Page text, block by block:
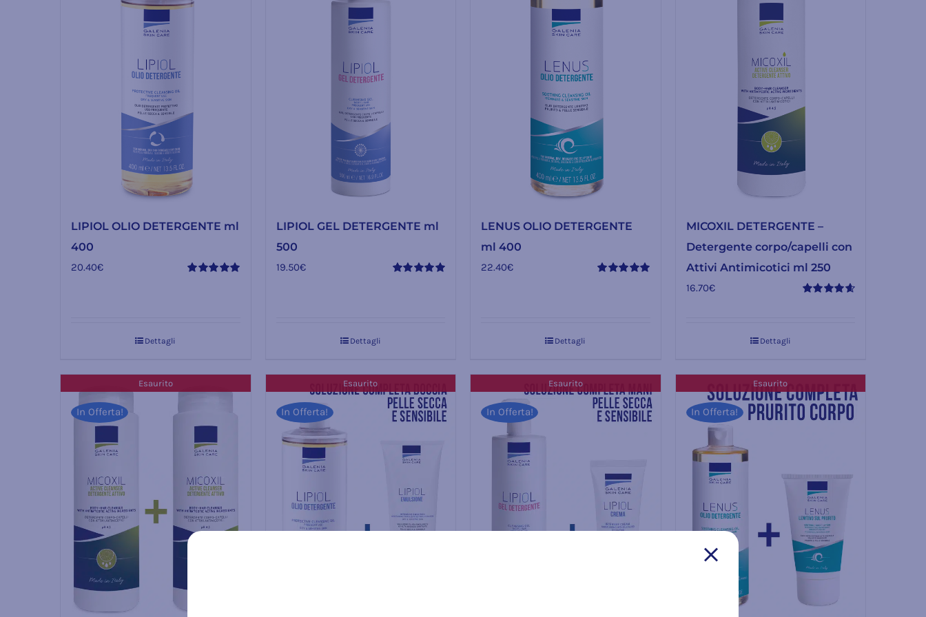
LIPIOL OLIO DETERGENTE ml
400
20.40€
Dettagli
LIPIOL GEL DETERGENTE ml
500
19.50€
Dettagli
LENUS OLIO DETERGENTE
ml 400
22.40€
Dettagli
MICOXIL DETERGENTE –
Detergente corpo/capelli con
Attivi Antimicotici ml 250
16.70€
Dettagli
Esaurito
In Offerta!
Esaurito
In Offerta!
Esaurito
In Offerta!
Esaurito
In Offerta!